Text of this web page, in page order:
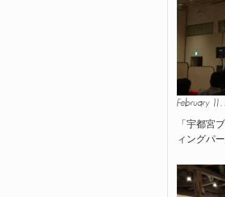
February
「宇都宮
ィングパ